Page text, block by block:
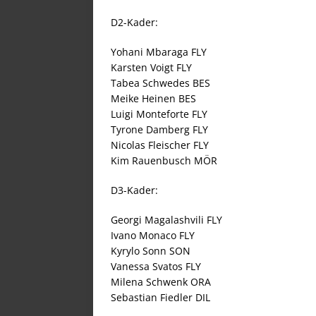
D2-Kader:
Yohani Mbaraga FLY
Karsten Voigt FLY
Tabea Schwedes BES
Meike Heinen BES
Luigi Monteforte FLY
Tyrone Damberg FLY
Nicolas Fleischer FLY
Kim Rauenbusch MÖR
D3-Kader:
Georgi Magalashvili FLY
Ivano Monaco FLY
Kyrylo Sonn SON
Vanessa Svatos FLY
Milena Schwenk ORA
Sebastian Fiedler DIL